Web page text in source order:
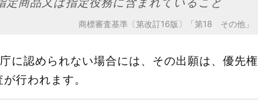
商標審査基準〔第改訂16版〕「第18 その他」
に認められない場合には、その出願は、優先権
行われます。